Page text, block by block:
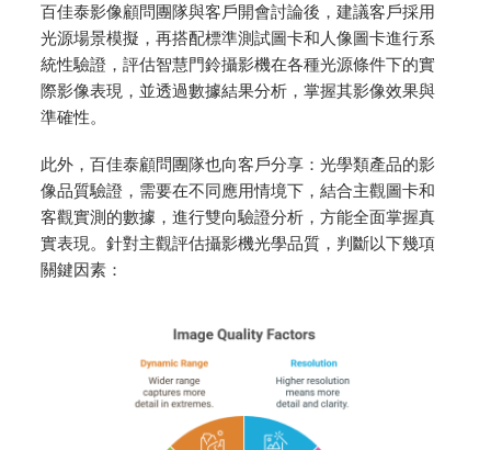
百佳泰影像顧問團隊與客戶開會討論後，建議客戶採用
光源場景模擬，再搭配標準測試圖卡和人像圖卡進行系
統性驗證，評估智慧門鈴攝影機在各種光源條件下的實
際影像表現，並透過數據結果分析，掌握其影像效果與
準確性。
此外，百佳泰顧問團隊也向客戶分享：光學類產品的影
像品質驗證，需要在不同應用情境下，結合主觀圖卡和
客觀實測的數據，進行雙向驗證分析，方能全面掌握真
實表現。針對主觀評估攝影機光學品質，判斷以下幾項
關鍵因素：